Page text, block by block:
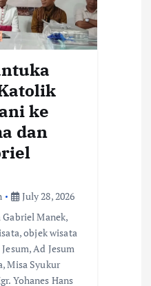
ke
dan
July 28, 2026
Manek,
objek wisata
Ad Jesum
Misa Syukur
Yohanes Hans